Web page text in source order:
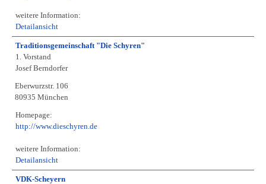
weitere Information:
Detailansicht
Traditionsgemeinschaft "Die Schyren"
1. Vorstand
Josef Berndorfer
Eberwurzstr. 106
80935 München
Homepage:
http://www.dieschyren.de
weitere Information:
Detailansicht
VDK-Scheyern